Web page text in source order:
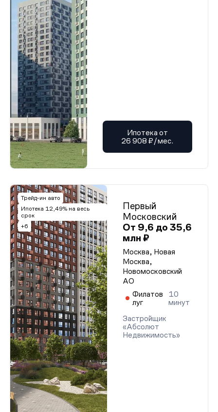
Ипотека от
26 908 ₽/мес.
Трейд-ин авто
Ипотека 12,49% на весь
срок
+6
Первый
Московский
От 9,6 до 35,6
млн ₽
Москва, Новая
Москва,
Новомосковский
АО
Филатов
луг
10
минут
Застройщик
«Абсолют
Недвижимость»